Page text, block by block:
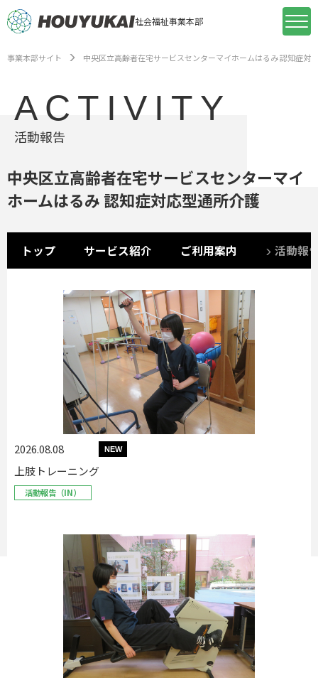
社会福祉事業本部
事業本部サイト 中央区立高齢者在宅サービスセンターマイホームはるみ 認知症対
ACTIVITY
活動報告
中央区立高齢者在宅サービスセンターマイ
ホームはるみ 認知症対応型通所介護
トップ サービス紹介 ご利用案内 活動報
2026.08.08 NEW
上肢トレーニング
活動報告（IN）